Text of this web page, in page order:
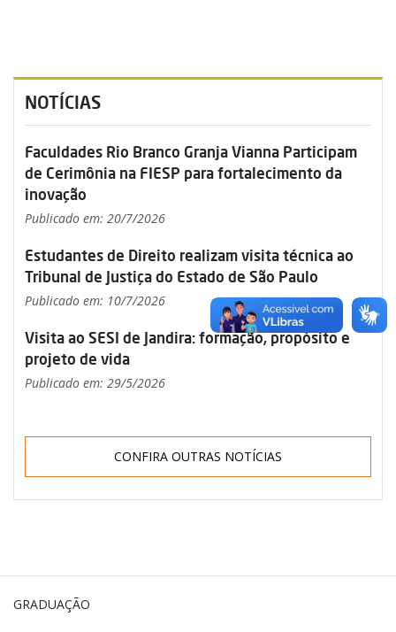
NOTÍCIAS
Faculdades Rio Branco Granja Vianna Participam
de Cerimônia na FIESP para fortalecimento da
inovação
Publicado em: 20/7/2026
Estudantes de Direito realizam visita técnica ao
Tribunal de Justiça do Estado de São Paulo
Publicado em: 10/7/2026
Visita ao SESI de Jandira: formação, propósito e
projeto de vida
Publicado em: 29/5/2026
CONFIRA OUTRAS NOTÍCIAS
GRADUAÇÃO